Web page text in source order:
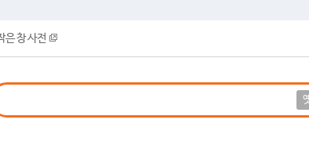
은 창 사전